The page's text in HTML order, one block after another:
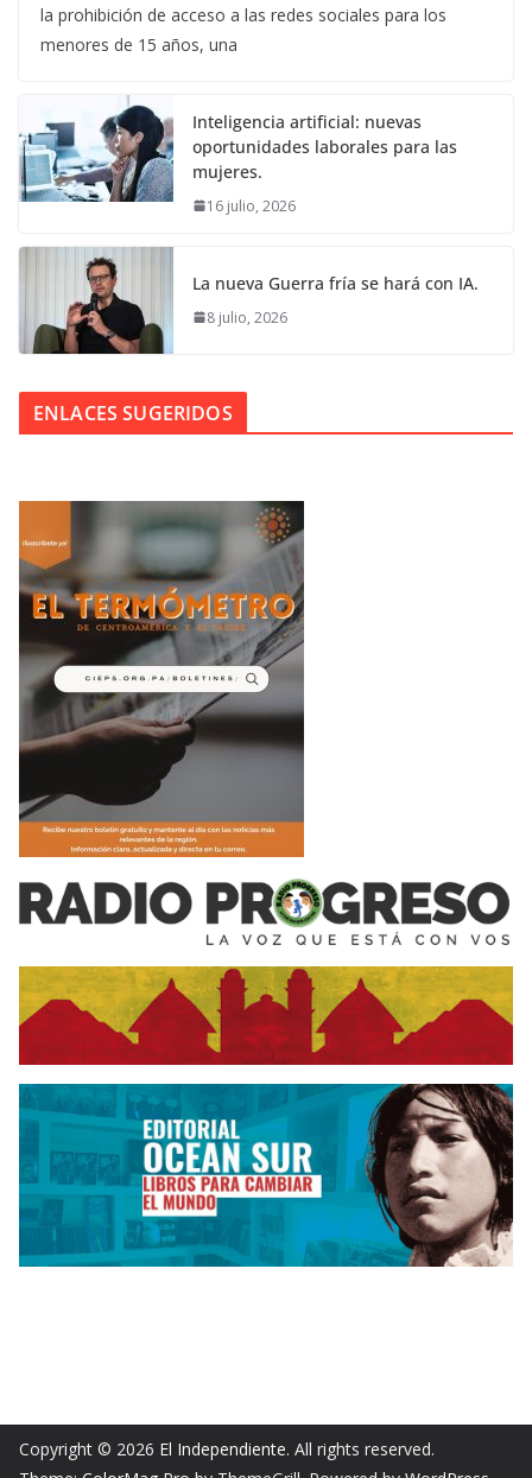
la prohibición de acceso a las redes sociales para los
menores de 15 años, una
Inteligencia artificial: nuevas
oportunidades laborales para las
mujeres.
16 julio, 2026
La nueva Guerra fría se hará con IA.
8 julio, 2026
ENLACES SUGERIDOS
Copyright © 2026 El Independiente. All rights reserved.